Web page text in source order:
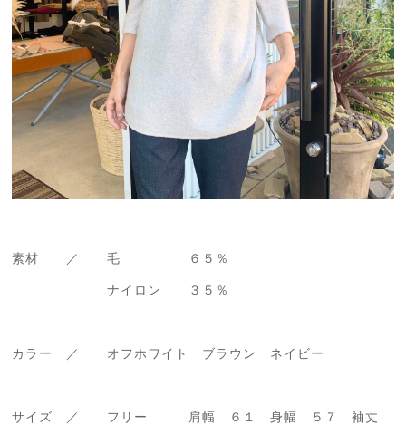
素材 ／ 毛 ６５％
ナイロン ３５％
カラー ／ オフホワイト ブラウン ネイビー
サイズ ／ フリー 肩幅 ６１ 身幅 ５７ 袖丈